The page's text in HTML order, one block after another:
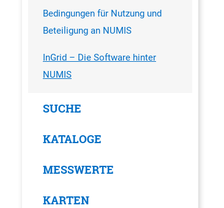
Bedingungen für Nutzung und
Beteiligung an NUMIS
InGrid – Die Software hinter
NUMIS
SUCHE
KATALOGE
MESSWERTE
KARTEN